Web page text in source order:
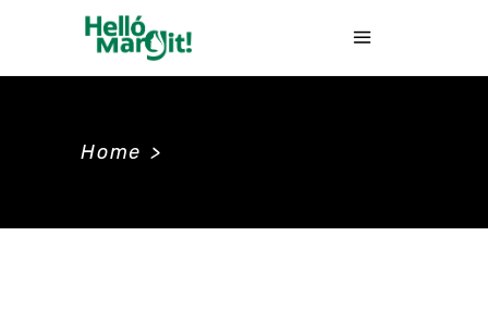
Home >